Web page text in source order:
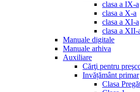
clasa a IX-a
clasa a X-a
clasa a XI-a
clasa a XII-
Manuale digitale
Manuale arhiva
Auxiliare
Cărţi pentru
Invățământ primar
Clasa